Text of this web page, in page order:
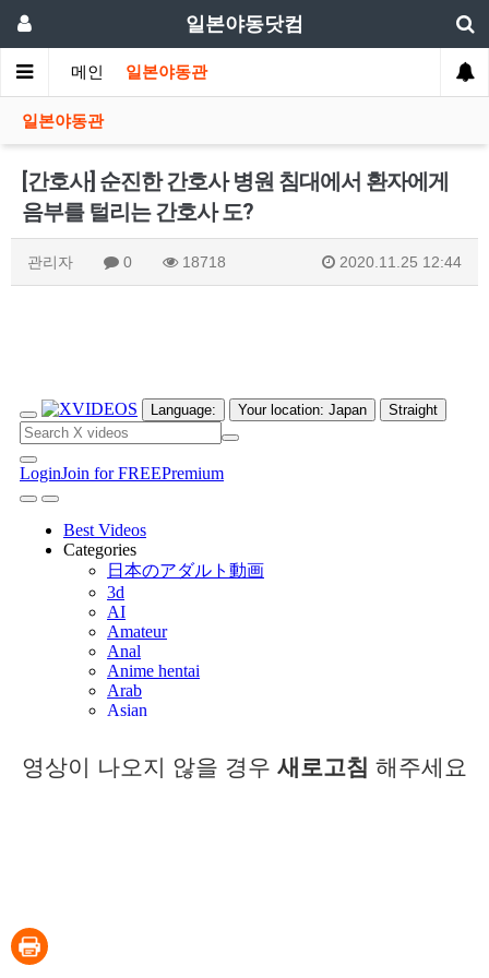
일본야동닷컴
메인 일본야동관
일본야동관
[간호사] 순진한 간호사 병원 침대에서 환자에게
음부를 털리는 간호사 도?
관리자 0 18718 2020.11.25 12:44
영상이 나오지 않을 경우 새로고침 해주세요